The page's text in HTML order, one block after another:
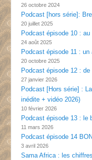
26 octobre 2024
Podcast [hors série]:
20 juillet 2025
Podcast épisode 10 :
24 août 2025
Podcast épisode 11 : un
20 octobre 2025
Podcast épisode 12 :
27 janvier 2026
Podcast [Hors série] :
inédite + vidéo 2026)
10 février 2026
Podcast épisode 13 : le
11 mars 2026
Podcast épisode 14
3 avril 2026
Sama Africa : les